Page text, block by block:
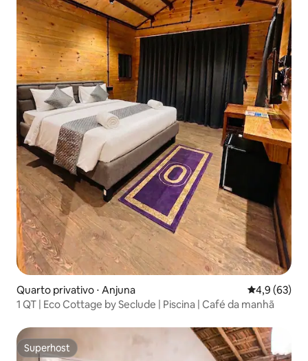
Quarto privativo ⋅ Anjuna 4,9 de uma
4,9 (63)
1 QT | Eco Cottage by Seclude | Piscina | Café da manhã
Superhost
Superhost